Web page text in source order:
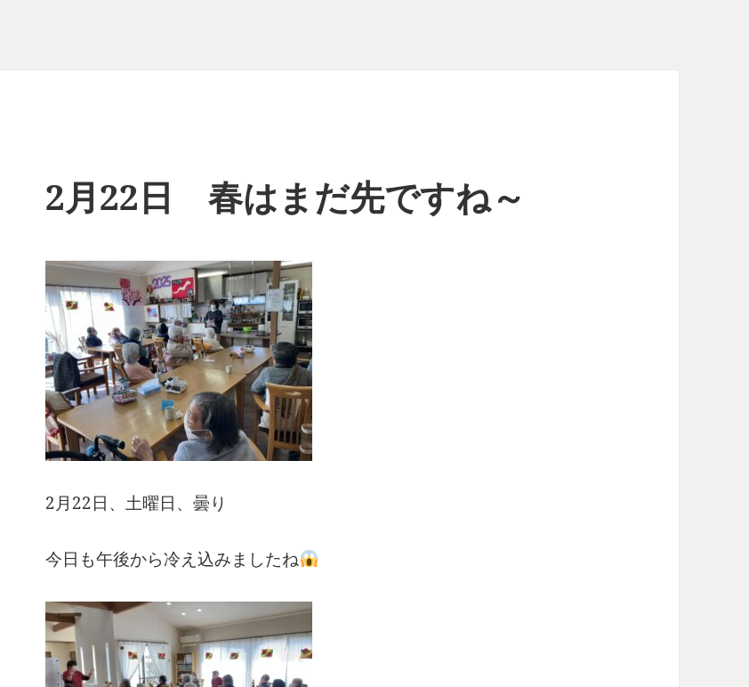
2月22日 春はまだ先ですね～
2月22日、土曜日、曇り
今日も午後から冷え込みましたね